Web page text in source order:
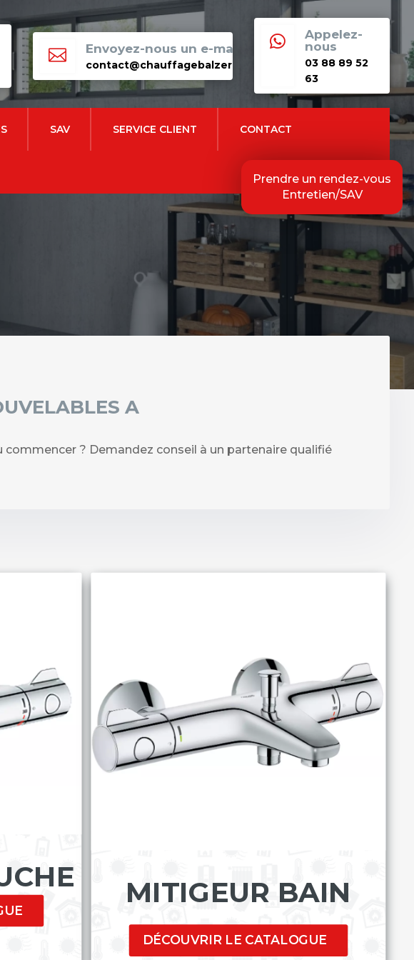
 Envoyez-nous un e-mail
contact@chauffagebalzer.fr

Appelez-
nous
03 88 89 52
63
SAV SERVICE CLIENT CONTACT
A
commencer ? Demandez conseil à un partenaire qualifié
MITIGEUR BAIN
DÉCOUVRIR LE CATALOGUE
Prendre un rendez-vous
Entretien/SAV